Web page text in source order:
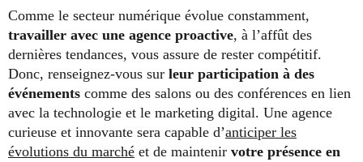
Comme le secteur numérique évolue constamment,
travailler avec une agence proactive, à l’affût des
dernières tendances, vous assure de rester compétitif.
Donc, renseignez-vous sur leur participation à des
événements comme des salons ou des conférences en lien
avec la technologie et le marketing digital. Une agence
curieuse et innovante sera capable d’anticiper les
évolutions du marché et de maintenir votre présence en